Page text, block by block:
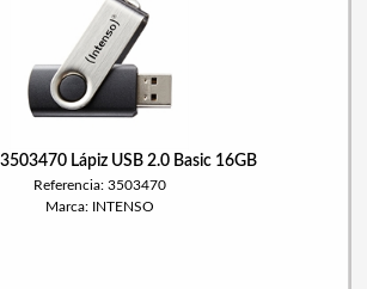
Lápiz USB 2.0 Basic 16GB
Referencia: 3503470
Marca: INTENSO